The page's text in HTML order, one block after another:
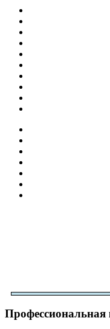
Профессиональная